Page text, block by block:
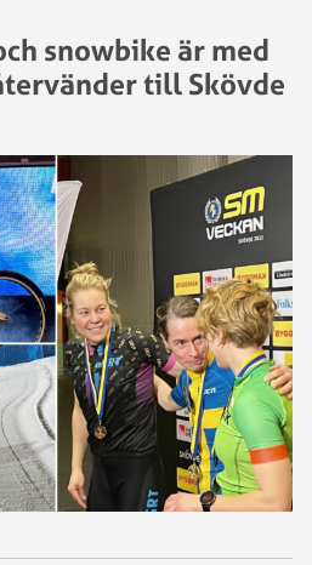
snowbike är med
till Skövde